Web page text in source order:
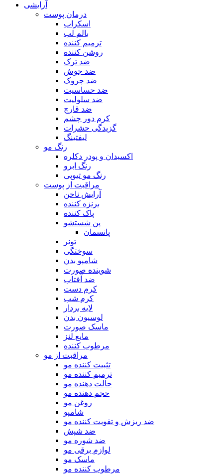
آرایشی
درمان پوست
اسکراب
بالم لب
ترمیم کننده
روشن کننده
ضد ترک
ضد جوش
ضد چروک
ضد حساسیت
ضد سلولیت
ضد قارچ
کرم دور چشم
گزیدگی حشرات
لیفتینگ
رنگ مو
اکسیدان و پودر دکلره
رنگ ابرو
رنگ مو تیوپی
مراقبت از پوست
آرایش ناخن
برنزه کننده
پاک کننده
پن شستشو
پانسمان
تونر
سوختگی
شامپو بدن
شوینده صورت
ضد آفتاب
کرم دست
کرم شب
لایه بردار
لوسیون بدن
ماسک صورت
مایع لنز
مرطوب کننده
مراقبت از مو
تثبیت کننده مو
ترمیم کننده مو
حالت دهنده مو
حجم دهنده مو
روغن مو
شامپو
ضد ریزش و تقویت کننده مو
ضد شپش
ضد شوره مو
لوازم برقی مو
ماسک مو
مرطوب کننده مو